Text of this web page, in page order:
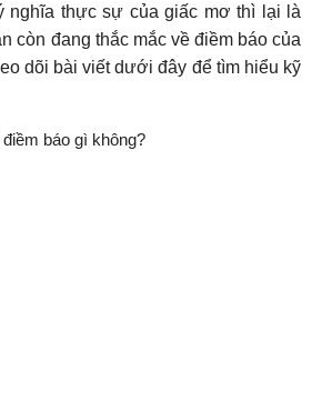
nghĩa thực sự của giấc mơ thì lại là
còn đang thắc mắc về điềm báo của
dõi bài viết dưới đây để tìm hiểu kỹ